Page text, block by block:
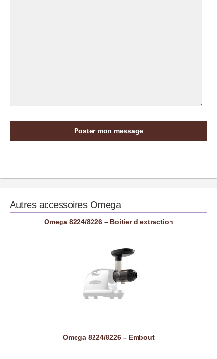
Autres accessoires Omega
Omega 8224/8226 – Boitier d’extraction
Omega 8224/8226 – Embout